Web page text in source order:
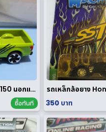
Majorette ฟอร์ด F-150 นอกแพค
ซื้อทันที
350 บาท